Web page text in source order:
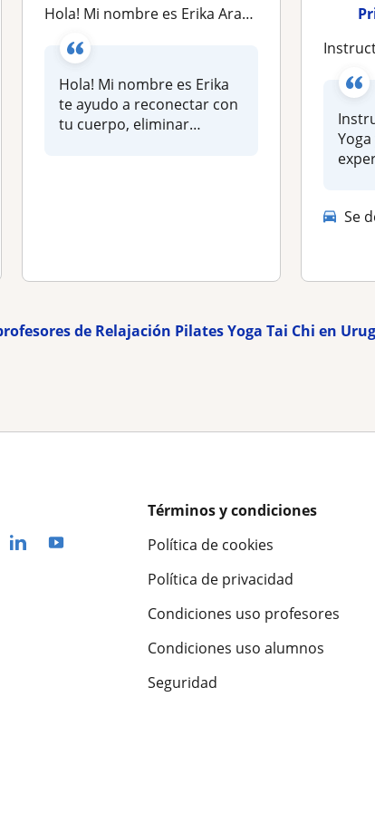
Hola! Mi nombre es Erika Aranguren y te ayudo a reconectar con tu cuerpo, eliminar tensiones y mejorar tu postura sin moverte de??
Hola! Mi nombre es Erika
te ayudo a reconectar con
tu cuerpo, eliminar
Se
de Relajación Pilates Yoga Tai Chi en
Términos y condiciones
Política de cookies
Política de privacidad
Condiciones uso profesores
Condiciones uso alumnos
Seguridad